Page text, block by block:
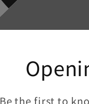
Be the first to